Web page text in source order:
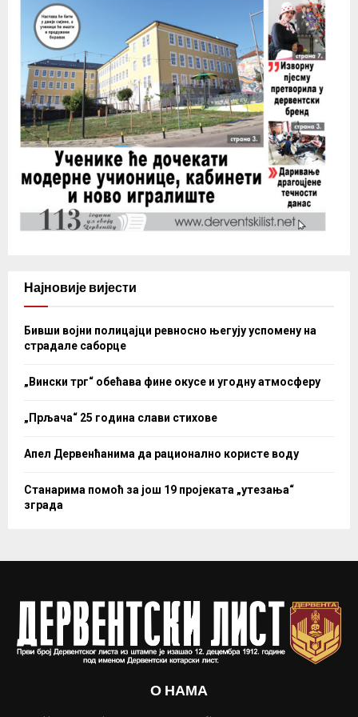
Најновије вијести
Бивши војни полицајци ревносно његују успомену на
страдале саборце
„Вински трг“ обећава фине окусе и угодну атмосферу
„Прљача“ 25 година слави стихове
Апел Дервенћанима да рационално користе воду
Станарима помоћ за још 19 пројеката „утезања“
зграда
О НАМА